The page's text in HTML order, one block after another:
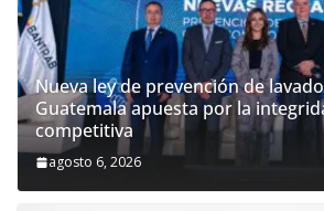
Nueva ley de prevención de
Guatemala apuesta por la
competitiva
agosto 6, 2026